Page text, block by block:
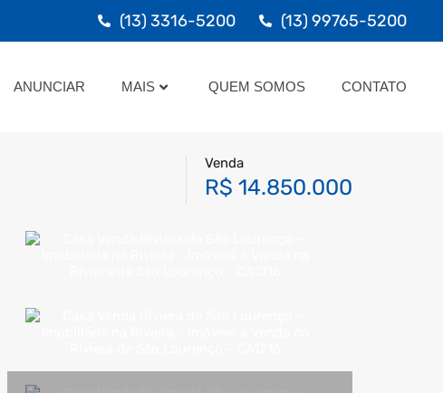
ANUNCIAR MAIS QUEM SOMOS CONTATO
(13) 3316-5200 (13) 99765-5200
ANUNCIAR MAIS QUEM SOMOS CONTATO
Venda
R$ 14.850.000